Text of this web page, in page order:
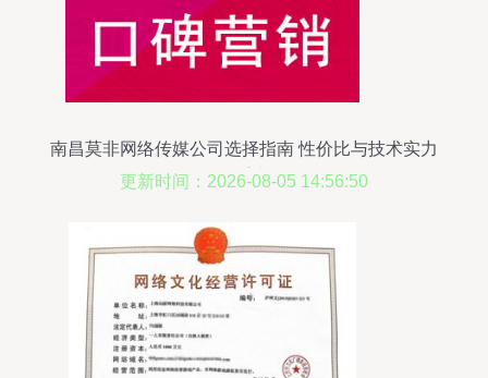
南昌莫非网络传媒公司选择指南 性价比与技术实力
的双重考量
更新时间：2026-08-05 14:56:50